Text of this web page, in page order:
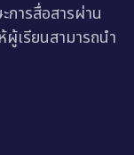
การสื่อสารผ่าน
เรียนสามารถนำ